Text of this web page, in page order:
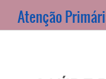
Atenção